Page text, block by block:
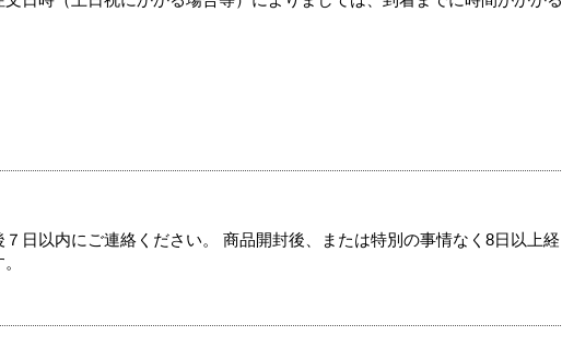
日以内にご連絡ください。 商品開封後、または特別の事情なく8日以上経